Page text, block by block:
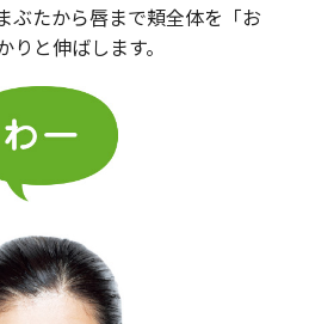
ぶたから唇まで頬全体を「お
と伸ばします。